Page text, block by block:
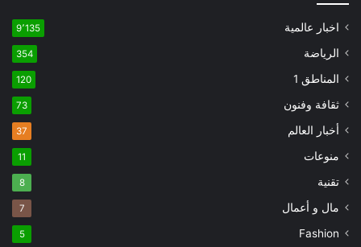
اخبار عالمية 9٬135
الرياضة 354
المناطق 1 120
ثقافة وفنون 73
أخبار العالم 37
منوعات 11
تقنية 8
مال و أعمال 7
Fashion
5